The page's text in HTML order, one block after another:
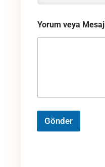
Yorum veya Mesaj
Gönder